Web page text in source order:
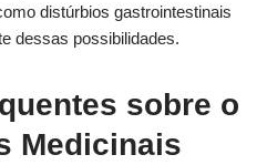
distúrbios gastrointestinais
dessas possibilidades.
sobre o
Medicinais